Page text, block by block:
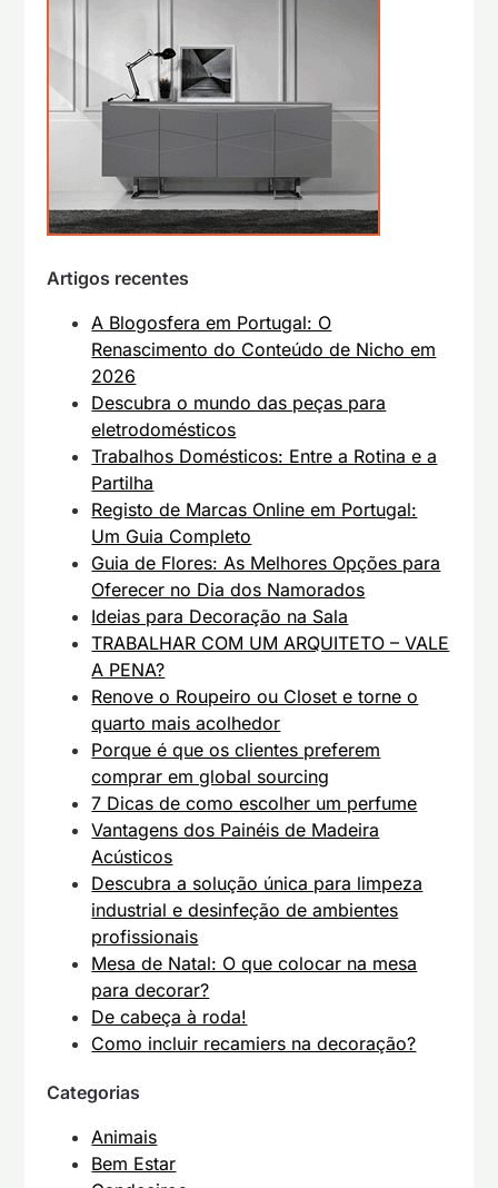
Artigos recentes
A Blogosfera em Portugal: O
Renascimento do Conteúdo de Nicho em
2026
Descubra o mundo das peças para
eletrodomésticos
Trabalhos Domésticos: Entre a Rotina e a
Partilha
Registo de Marcas Online em Portugal:
Um Guia Completo
Guia de Flores: As Melhores Opções para
Oferecer no Dia dos Namorados
Ideias para Decoração na Sala
TRABALHAR COM UM ARQUITETO – VALE
A PENA?
Renove o Roupeiro ou Closet e torne o
quarto mais acolhedor
Porque é que os clientes preferem
comprar em global sourcing
7 Dicas de como escolher um perfume
Vantagens dos Painéis de Madeira
Acústicos
Descubra a solução única para limpeza
industrial e desinfeção de ambientes
profissionais
Mesa de Natal: O que colocar na mesa
para decorar?
De cabeça à roda!
Como incluir recamiers na decoração?
Categorias
Animais
Bem Estar